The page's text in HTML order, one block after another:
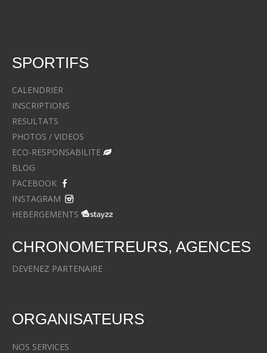
SPORTIFS
CALENDRIER
INSCRIPTIONS
RESULTATS
PHOTOS / VIDEOS
ECO-RESPONSABILITE
BLOG
FACEBOOK
INSTAGRAM
HEBERGEMENTS
CHRONOMETREURS, AGENCES
DEVENEZ PARTENAIRE
ORGANISATEURS
NOS SERVICES